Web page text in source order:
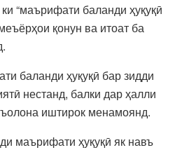
“маърифати баланди ҳуқуқӣ
қонун ва итоат ба
баланди ҳуқуқӣ бар зидди
нестанд, балки дар ҳалли
иштирок менамоянд.
маърифати ҳуқуқӣ як навъ